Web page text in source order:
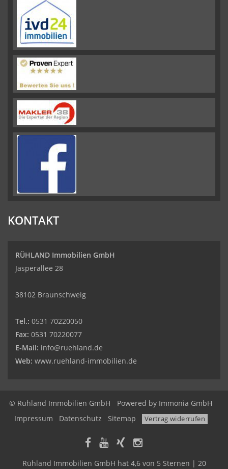
KONTAKT
RÜHLAND Immobilien GmbH
Jasperallee 28
38102 Braunschweig
Tel.: 0531 70220050
Fax: 0531 70220077
E-Mail: info@ruehland.de
Web: www.ruehland-immobilien.de
© Rühland Immobilien GmbH Powered by Immonia GmbH
Impressum
Datenschutz Sitemap Vertrag widerrufen
Rühland Immobilien GmbH hat 4,6von 5 Sternen | 20